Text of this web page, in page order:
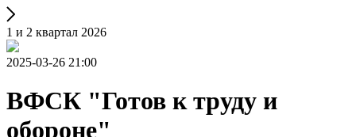
1 и 2 квартал 2026
2025-03-26 21:00
ВФСК "Готов к труду и
обороне"